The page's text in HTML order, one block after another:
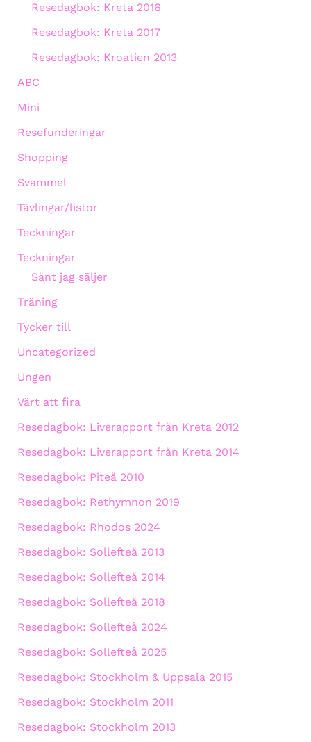
Resedagbok: Kreta 2016
Resedagbok: Kreta 2017
Resedagbok: Kroatien 2013
ABC
Mini
Resefunderingar
Shopping
Svammel
Tävlingar/listor
Teckningar
Teckningar
Sånt jag säljer
Träning
Tycker till
Uncategorized
Ungen
Värt att fira
Resedagbok: Liverapport från Kreta 2012
Resedagbok: Liverapport från Kreta 2014
Resedagbok: Piteå 2010
Resedagbok: Rethymnon 2019
Resedagbok: Rhodos 2024
Resedagbok: Sollefteå 2013
Resedagbok: Sollefteå 2014
Resedagbok: Sollefteå 2018
Resedagbok: Sollefteå 2024
Resedagbok: Sollefteå 2025
Resedagbok: Stockholm & Uppsala 2015
Resedagbok: Stockholm 2011
Resedagbok: Stockholm 2013